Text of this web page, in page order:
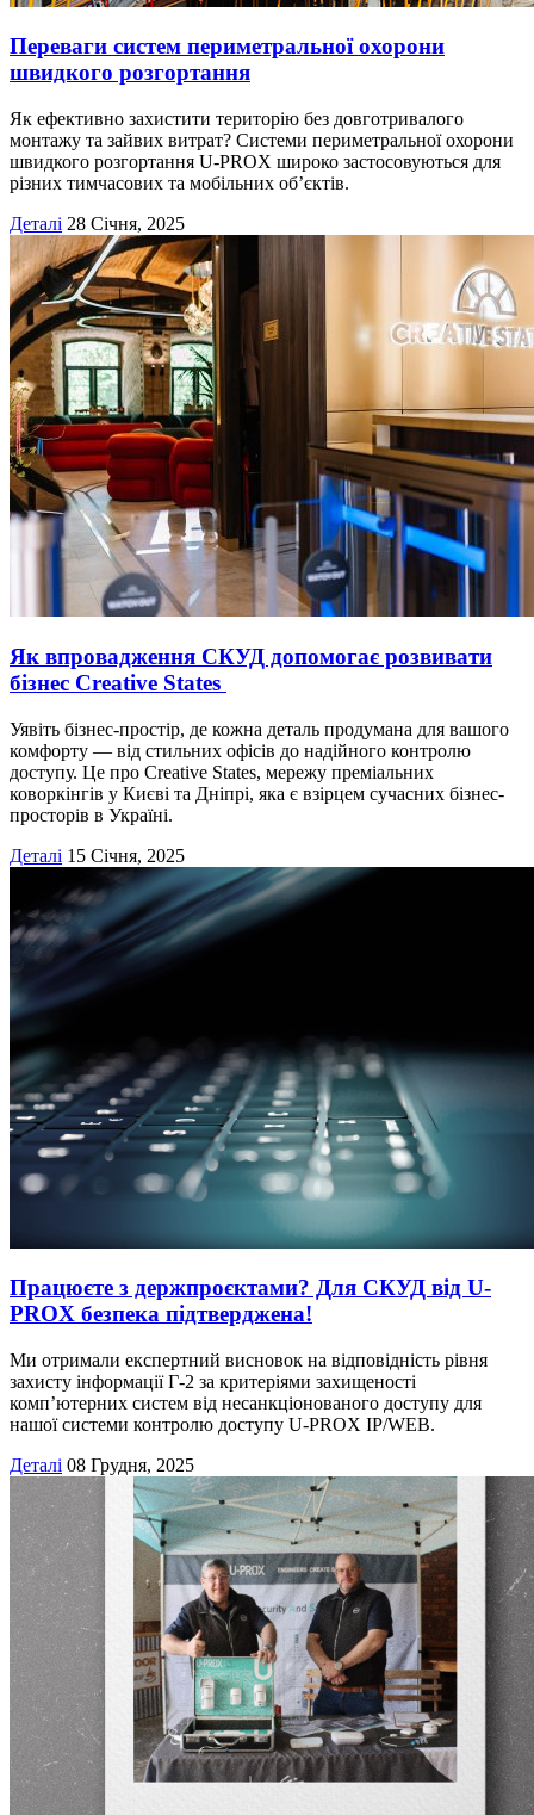
Переваги систем периметральної охорони
швидкого розгортання
Як ефективно захистити територію без довготривалого
монтажу та зайвих витрат? Системи периметральної охорони
швидкого розгортання U-PROX широко застосовуються для
різних тимчасових та мобільних об’єктів.
Деталі 28 Січня, 2025
Як впровадження СКУД допомогає розвивати
бізнес Creative States
Уявіть бізнес-простір, де кожна деталь продумана для вашого
комфорту — від стильних офісів до надійного контролю
доступу. Це про Creative States, мережу преміальних
коворкінгів у Києві та Дніпрі, яка є взірцем сучасних бізнес-
просторів в Україні.
Деталі 15 Січня, 2025
Працюєте з держпроєктами? Для СКУД від U-
PROX безпека підтверджена!
Ми отримали експертний висновок на відповідність рівня
захисту інформації Г-2 за критеріями захищеності
комп’ютерних систем від несанкціонованого доступу для
нашої системи контролю доступу U-PROX IP/WEB.
Деталі 08 Грудня, 2025